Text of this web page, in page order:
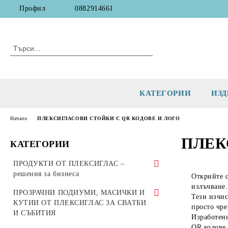
Профил 0882914661
КАТЕГОРИИ
КАТЕГОРИИ
ПРОДУКТИ ОТ ПЛЕКСИГЛАС –
решения за бизнеса
Кутии, урни и касички от плексиглас
за дарения, томболи и събития
ПРОЗРАЧНИ ПОДИУМИ, МАСИЧКИ И
КУТИИ ОТ ПЛЕКСИГЛАС ЗА СВАТБИ
И СЪБИТИЯ
Начало ПЛЕКСИГЛАСОВИ СТОЙКИ С QR КОДОВЕ И ЛОГО
Открийте
излъчване.
Тези
просто